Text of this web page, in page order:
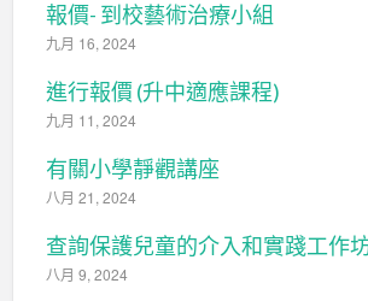
報價- 到校藝術治療小組
九月 16, 2024
進行報價 (升中適應課程)
九月 11, 2024
有關小學靜觀講座
八月 21, 2024
查詢保護兒童的介入和實踐工作
八月 9, 2024